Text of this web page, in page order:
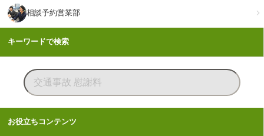
相談予約営業部
キーワードで検索
お役立ちコンテンツ